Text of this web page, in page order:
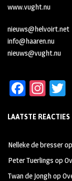
www.vught.nu
nieuws@helvoirt.net
info@haaren.nu
nieuws@vught.nu
Fa
b
oo
k
In
ag
m
tt
LAATSTE REACTIES
Nelleke de bresserop
Peter Tuerlings op
Twan de Jonghop